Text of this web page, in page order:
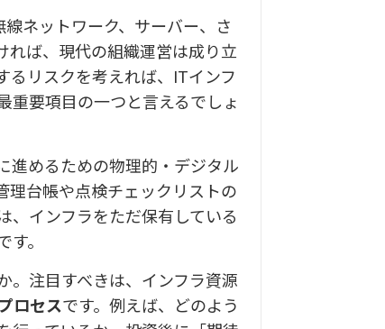
ネットワーク、サーバー、さ
れば、現代の組織運営は成り立
るリスクを考えれば、ITインフ
重要項目の一つと言えるでしょ
進めるための物理的・デジタル
理台帳や点検チェックリストの
、インフラをただ保有している
。
。注目すべきは、インフラ資源
ロセスです。例えば、どのよう